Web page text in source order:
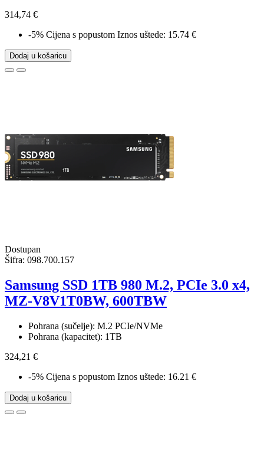
314,74 €
-5% Cijena s popustom Iznos uštede: 15.74 €
Dodaj u košaricu
Dostupan
Šifra: 098.700.157
Samsung SSD 1TB 980 M.2, PCIe 3.0 x4,
MZ-V8V1T0BW, 600TBW
Pohrana (sučelje): M.2 PCIe/NVMe
Pohrana (kapacitet): 1TB
324,21 €
-5% Cijena s popustom Iznos uštede: 16.21 €
Dodaj u košaricu